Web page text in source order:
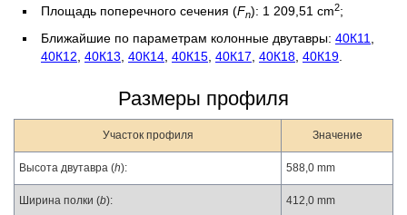
Площадь поперечного сечения (Fn): 1 209,51 cm2;
Ближайшие по параметрам колонные двутавры: 40К11
40К12 40К13 40К14 40К15 40К17 40К18 40К19
Размеры профиля
Участок профиля Значение
Высота двутавра (h): 588,0 mm
Ширина полки (b): 412,0 mm